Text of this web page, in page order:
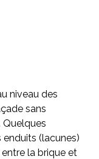
niveau des
sans
(lacunes)
la brique et